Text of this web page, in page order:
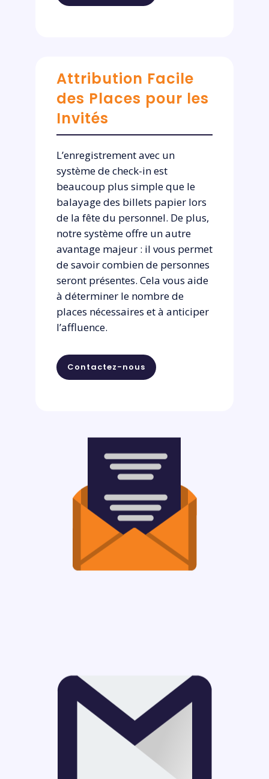
Attribution Facile
des Places pour les
Invités
L’enregistrement avec un
système de check-in est
beaucoup plus simple que le
balayage des billets papier lors
de la fête du personnel. De plus,
notre système offre un autre
avantage majeur : il vous permet
de savoir combien de personnes
seront présentes. Cela vous aide
à déterminer le nombre de
places nécessaires et à anticiper
l’affluence.
Contactez-nous